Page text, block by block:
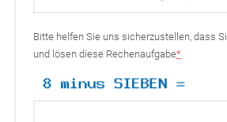
Bitte helfen Sie uns sicherzustellen, dass
und lösen diese Rechenaufgabe*